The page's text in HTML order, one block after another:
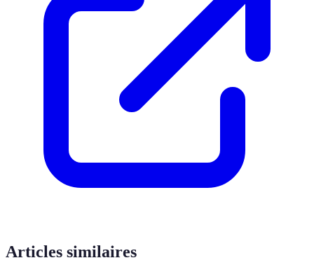
Articles similaires